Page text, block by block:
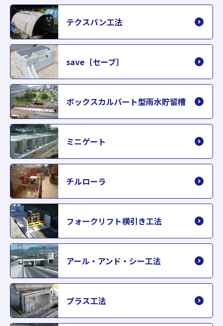
テクスパン工法
save［セーブ］
ボックスカルバート型雨水貯留槽
ミニゲート
チルローラ
フォークリフト横引き工法
アール・アンド・シー工法
プラス工法